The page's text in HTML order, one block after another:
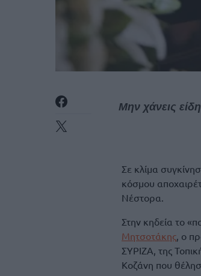
Μην χάνεις
Σε κλίμα
κόσμου
Νέστορα.
Στην κηδεία το
Μητσοτάκης, ο
ΣΥΡΙΖΑ, της
Κοζάνη που